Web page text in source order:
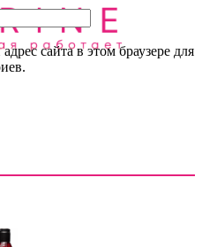
сайта в этом браузере для